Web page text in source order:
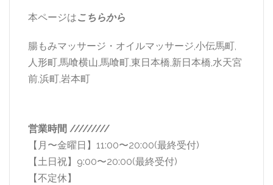
本ページはこちらから
腸もみマッサージ・オイルマッサージ,小伝馬町,
人形町,馬喰横山,馬喰町,東日本橋,新日本橋,水天宮
前,浜町,岩本町
営業時間 /////////
【月〜金曜日】11:00〜20:00(最終受付)
【土日祝】9:00〜20:00(最終受付)
【不定休】